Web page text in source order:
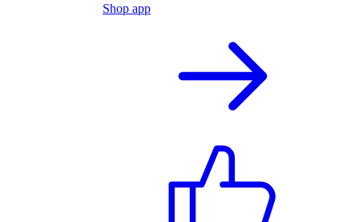
Shop app